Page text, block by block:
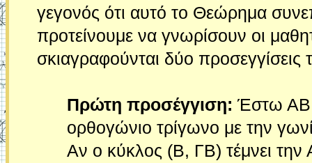
γεγονός ότι αυτό το Θεώρημα
προτείνουμε να γνωρίσουν οι
σκιαγραφούνται δύο
Πρώτη προσέγγιση: Έστω
ορθογώνιο τρίγωνο με την
Αν ο κύκλος (Β, ΓΒ) τέμνει την